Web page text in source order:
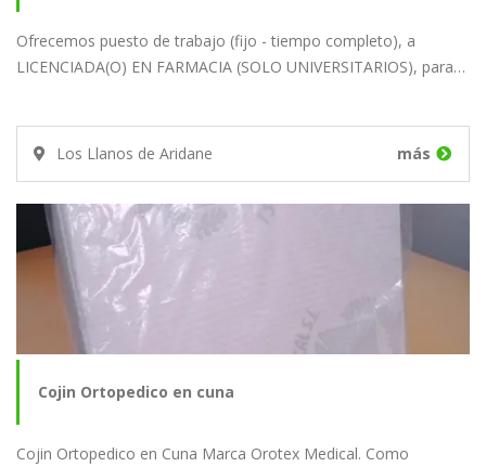
Ofrecemos puesto de trabajo (fijo - tiempo completo), a
LICENCIADA(O) EN FARMACIA (SOLO UNIVERSITARIOS), para…
Los Llanos de Aridane más
Cojin Ortopedico en cuna
Cojin Ortopedico en Cuna Marca Orotex Medical. Como